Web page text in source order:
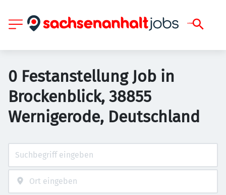
0 Festanstellung Job in
Brockenblick, 38855
Wernigerode, Deutschland